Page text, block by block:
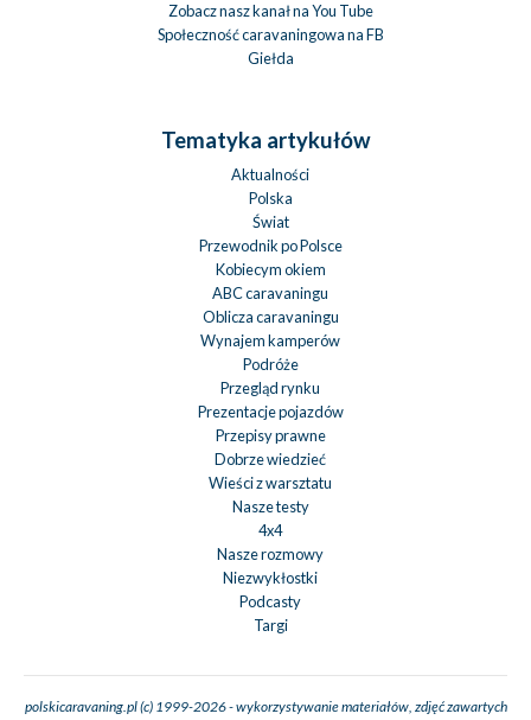
Zobacz nasz kanał na You Tube
Społeczność caravaningowa na FB
Giełda
Tematyka artykułów
Aktualności
Polska
Świat
Przewodnik po Polsce
Kobiecym okiem
ABC caravaningu
Oblicza caravaningu
Wynajem kamperów
Podróże
Przegląd rynku
Prezentacje pojazdów
Przepisy prawne
Dobrze wiedzieć
Wieści z warsztatu
Nasze testy
4x4
Nasze rozmowy
Niezwykłostki
Podcasty
Targi
polskicaravaning.pl (c) 1999-2026 - wykorzystywanie materiałów, zdjęć zawartych